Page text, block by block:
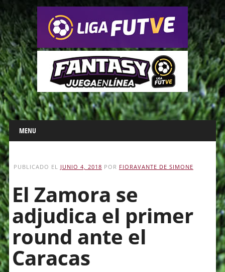
Main menu
Skip
to
content
MENU
PUBLICADO EL JUNIO 4, 2018 POR FIORAVANTE DE SIMONE
El Zamora se
adjudica el primer
round ante el
Caracas